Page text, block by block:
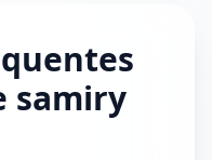
samiry